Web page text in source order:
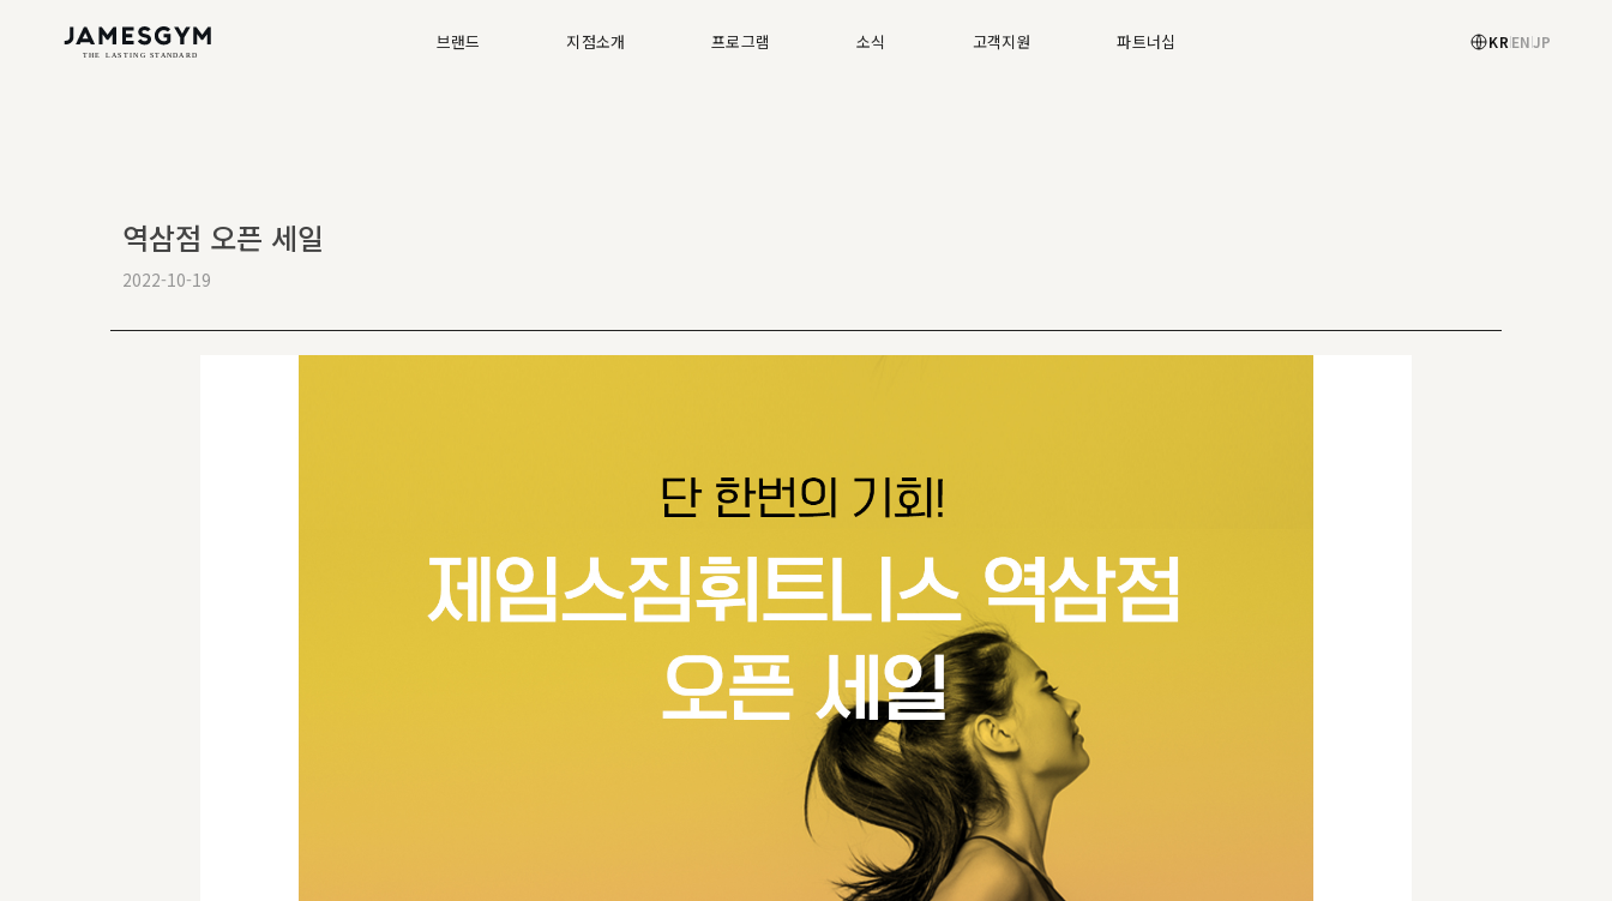
브랜드 지점소개 프로그램 소식 고객지원 파트너십 KRENJP
역삼점 오픈 세일
2022-10-19